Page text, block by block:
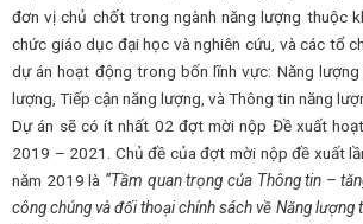
đơn vị chủ chốt trong ngành năng lượng thuộc
chức giáo dục đại học và nghiên cứu, và các tổ
dự án hoạt động trong bốn lĩnh vực: Năng lượng
lượng, Tiếp cận năng lượng, và Thông tin năng
Dự án sẽ có ít nhất 02 đợt mời nộp Đề xuất
2019 – 2021. Chủ đề của đợt mời nộp đề xuất
năm 2019 là “Tầm quan trọng của Thông tin –
công chúng và đối thoại chính sách về Năng lượng